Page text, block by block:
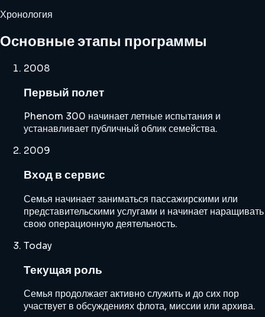
Хронология
Основные этапы программы
2008
Первый полет
Phenom 300 начинает летные испытания и
устанавливает публичный облик семейства.
2009
Вход в сервис
Семья начинает заниматься пассажирскими или
представительскими услугами и начинает наращивать
свою операционную деятельность.
Today
Текущая роль
Семья продолжает активно служить и до сих пор
участвует в обсуждениях флота, миссии или архива.